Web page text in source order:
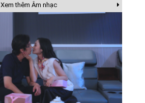
Xem thêm Âm nhạc